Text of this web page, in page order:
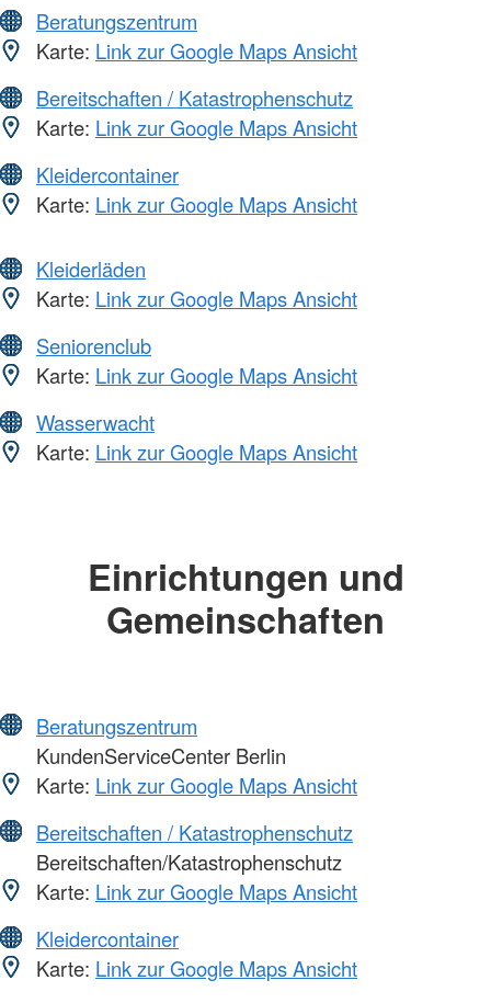
Beratungszentrum
Karte: Link zur Google Maps Ansicht
Bereitschaften / Katastrophenschutz
Karte: Link zur Google Maps Ansicht
Kleidercontainer
Karte: Link zur Google Maps Ansicht
Kleiderläden
Karte: Link zur Google Maps Ansicht
Seniorenclub
Karte: Link zur Google Maps Ansicht
Wasserwacht
Karte: Link zur Google Maps Ansicht
Einrichtungen und
Gemeinschaften
Beratungszentrum
KundenServiceCenter Berlin
Karte: Link zur Google Maps Ansicht
Bereitschaften / Katastrophenschutz
Bereitschaften/Katastrophenschutz
Karte: Link zur Google Maps Ansicht
Kleidercontainer
Karte: Link zur Google Maps Ansicht